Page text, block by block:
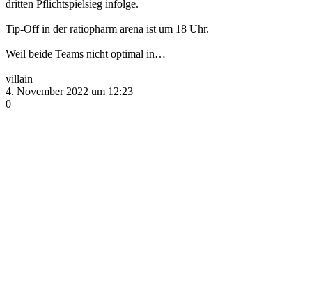
dritten Pflichtspielsieg infolge.
Tip-Off in der ratiopharm arena ist um 18 Uhr.
Weil beide Teams nicht optimal in…
villain
4. November 2022 um 12:23
0